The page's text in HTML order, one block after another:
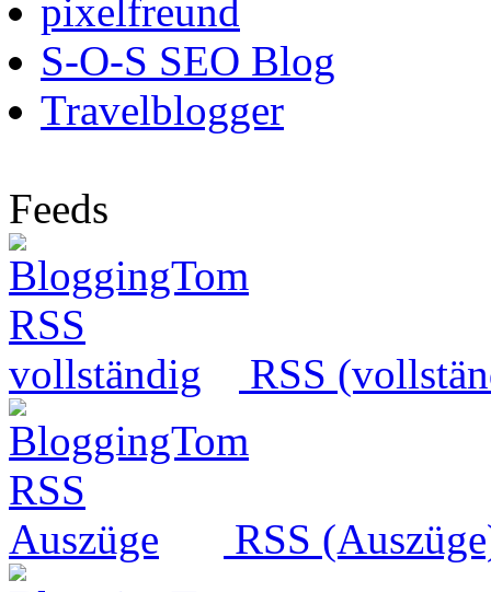
pixelfreund
S-O-S SEO Blog
Travelblogger
Feeds
RSS
RSS